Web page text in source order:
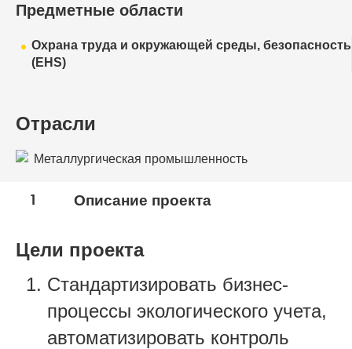
Предметные области
Охрана труда и окружающей среды, безопасность
(EHS)
Отрасли
Металлургическая промышленность
1 Описание проекта
Цели проекта
Стандартизировать бизнес-
процессы экологического учета,
автоматизировать контроль